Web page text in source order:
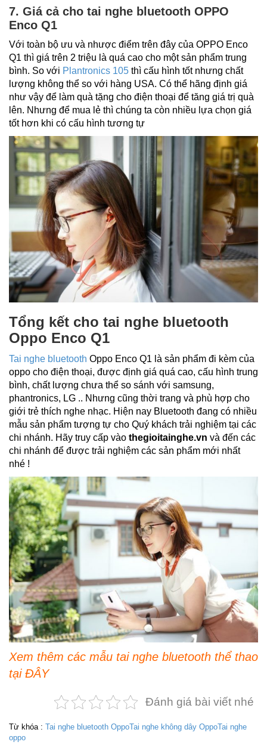
7. Giá cả cho tai nghe bluetooth OPPO
Enco Q1
Với toàn bộ ưu và nhược điểm trên đây của OPPO Enco
Q1 thì giá trên 2 triệu là quá cao cho một sản phẩm trung
bình. So với Plantronics 105 thì cấu hình tốt nhưng chất
lượng không thể so với hàng USA. Có thể hãng định giá
như vậy để làm quà tặng cho điện thoại để tăng giá trị quà
lên. Nhưng để mua lẻ thì chúng ta còn nhiều lựa chọn giá
tốt hơn khi có cấu hình tương tự
Tổng kết cho tai nghe bluetooth
Oppo Enco Q1
Tai nghe bluetooth Oppo Enco Q1 là sản phẩm đi kèm của
oppo cho điện thoại, được định giá quá cao, cấu hình trung
bình, chất lượng chưa thể so sánh với samsung,
phantronics, LG .. Nhưng cũng thời trang và phù hợp cho
giới trẻ thích nghe nhạc. Hiện nay Bluetooth đang có nhiều
mẫu sản phẩm tượng tự cho Quý khách trải nghiệm tại các
chi nhánh. Hãy truy cấp vào thegioitainghe.vn và đến các
chi nhánh để được trải nghiệm các sản phẩm mới nhất
nhé !
Xem thêm các mẫu tai nghe bluetooth thể thao
tại ĐÂY
Đánh giá bài viết nhé
Từ khóa : Tai nghe bluetooth OppoTai nghe không dây OppoTai nghe
oppo